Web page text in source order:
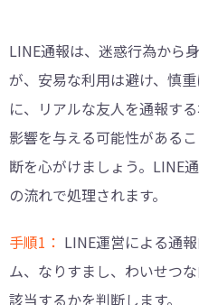
LINE通報は、迷惑行為から
が、安易な利用は避け、慎
に、リアルな友人を通報す
影響を与える可能性がある
断を心がけましょう。LINE
の流れで処理されます。
手順1： LINE運営による通
ム、なりすまし、わいせつ
該当するかを判断します。